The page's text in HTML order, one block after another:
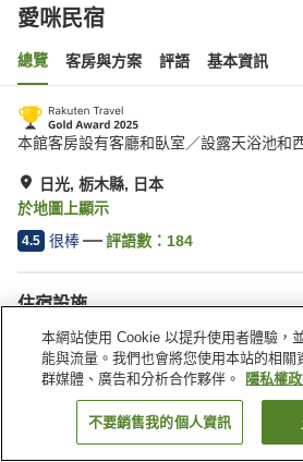
愛咪民宿
總覽 客房與方案 評語 基本資訊
本館客房設有客廳和臥室／設露天浴池和
日光, 栃木縣, 日本
於地圖上顯示
4.5 很棒 評語數： 184
住宿設施
停車場
露天
公共澡堂
日本 栃木縣 日光
找客房
本網站使用 Cookie 以提升使用者體驗，
能與流量。我們也會將您使用本站的相關
群媒體、廣告和分析合作夥伴。
隱私權
不要銷售我的個人資訊